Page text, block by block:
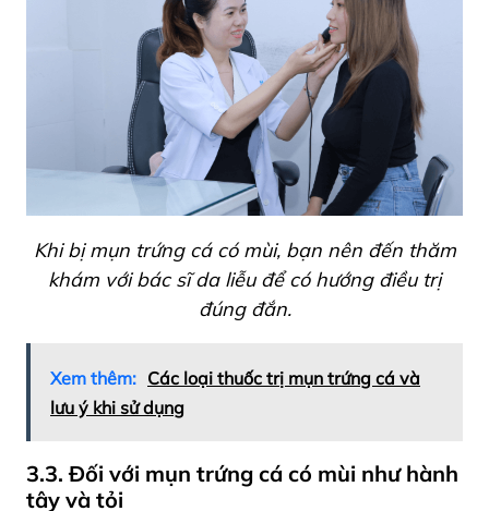
Khi bị mụn trứng cá có mùi, bạn nên đến thăm
khám với bác sĩ da liễu để có hướng điều trị
đúng đắn.
Xem thêm: Các loại thuốc trị mụn trứng cá và
lưu ý khi sử dụng
3.3. Đối với mụn trứng cá có mùi như hành
tây và tỏi